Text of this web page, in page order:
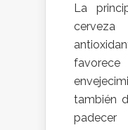
La
también